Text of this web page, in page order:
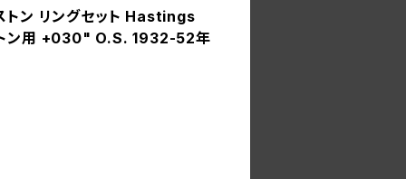
ン リングセット Hastings
ン用 +030" O.S. 1932-52年